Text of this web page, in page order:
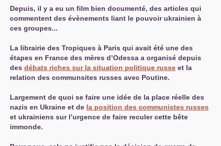
Depuis, il y a eu un film bien documenté, des articles qui
commentent des évènements liant le pouvoir ukrainien à
ces groupes...
La librairie des Tropiques à Paris qui avait été une des
étapes en France des mères d’Odessa a organisé depuis
des débats riches sur la situation politique russe et la
relation des communsites russes avec Poutine.
Largement de quoi se faire une idée de la place réelle des
nazis en Ukraine et de la position des communistes russes
et ukrainiens sur l’urgence de faire reculer cette bête
immonde.